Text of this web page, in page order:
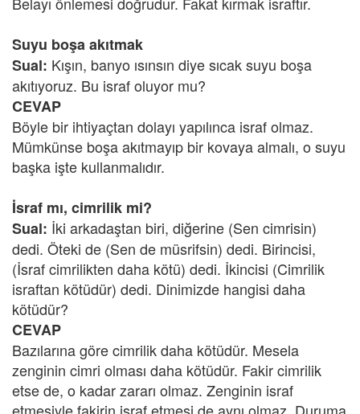
Suyu boşa akıtmak
Sual: Kışın, banyo ısınsın diye sıcak suyu boşa
akıtıyoruz. Bu israf oluyor mu?
CEVAP
Böyle bir ihtiyaçtan dolayı yapılınca israf olmaz.
Mümkünse boşa akıtmayıp bir kovaya almalı, o suyu
başka işte kullanmalıdır.
İsraf mı, cimrilik mi?
Sual: İki arkadaştan biri, diğerine (Sen cimrisin)
dedi. Öteki de (Sen de müsrifsin) dedi. Birincisi,
(İsraf cimrilikten daha kötü) dedi. İkincisi (Cimrilik
israftan kötüdür) dedi. Dinimizde hangisi daha
kötüdür?
CEVAP
Bazılarına göre cimrilik daha kötüdür. Mesela
zenginin cimri olması daha kötüdür. Fakir cimrilik
etse de, o kadar zararı olmaz. Zenginin israf